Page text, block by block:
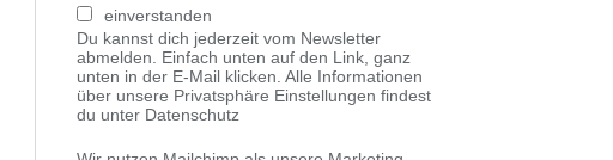
einverstanden
Du kannst dich jederzeit vom Newsletter
abmelden. Einfach unten auf den Link, ganz
unten in der E-Mail klicken. Alle Informationen
über unsere Privatsphäre Einstellungen findest
du unter Datenschutz